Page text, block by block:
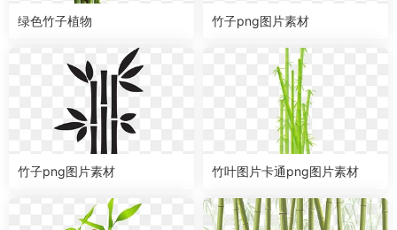
绿色竹子植物 竹子png图片素材
竹子png图片素材 竹叶图片卡通png图片素材